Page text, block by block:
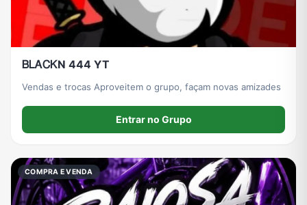
ᏴᏞᎪᏟᏦN 444 YT
Vendas e trocas Aproveitem o grupo, façam novas amizades
Entrar no Grupo
COMPRA E VENDA